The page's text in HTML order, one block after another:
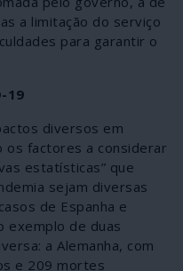
a limitação do serviço
para garantir o
19
diversos em
os factores a considerar
estatísticas” que
sejam diversas
de Espanha e
exemplo de duas
a Alemanha, com
e 209 mortes